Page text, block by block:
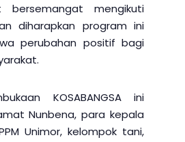
bersemangat mengikuti
diharapkan program ini
perubahan positif bagi
KOSABANGSA ini
Nunbena, para kepala
Unimor, kelompok tani,